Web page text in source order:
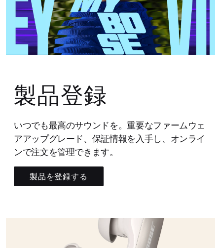
製品登録
いつでも最高のサウンドを。重要なファームウェ
アアップグレード、保証情報を入手し、オンライ
ンで注文を管理できます。
製品を登録する